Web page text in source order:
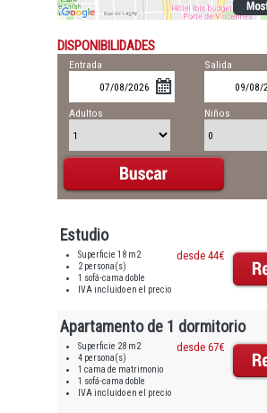
DISPONIBILIDADES
Entrada Salida
Adultos Niños
Estudio
Superficie 18 m2
2 persona(s)
1 sofá-cama doble
IVA incluido en el precio
desde 44€
Apartamento de 1 dormitorio
Superficie 28 m2
4 persona(s)
1 cama de matrimonio
1 sofá-cama doble
IVA incluido en el precio
desde 67€